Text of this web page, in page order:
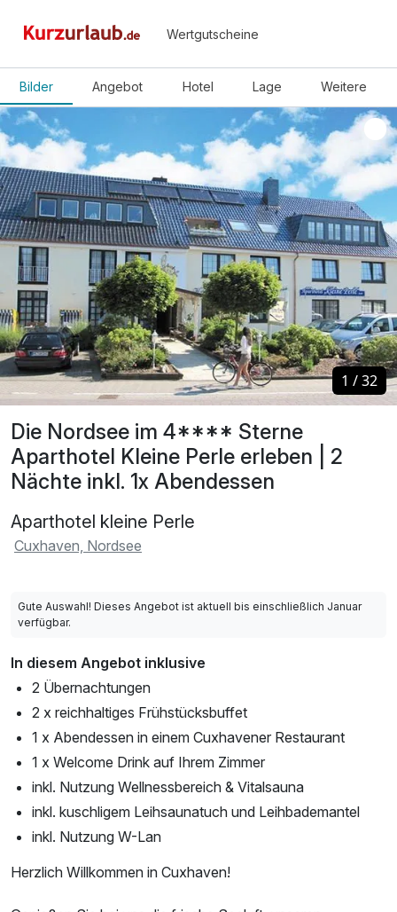
Wertgutscheine
Bilder Angebot Hotel Lage Weitere
Die Nordsee im 4**** Sterne
Aparthotel Kleine Perle erleben | 2
Nächte inkl. 1x Abendessen
Aparthotel kleine Perle
Cuxhaven, Nordsee
1 /32
1 /32
Gute Auswahl! Dieses Angebot ist aktuell bis einschließlich Januar
verfügbar.
In diesem Angebot inklusive
2 Übernachtungen
2 x reichhaltiges Frühstücksbuffet
1 x Abendessen in einem Cuxhavener Restaurant
1 x Welcome Drink auf Ihrem Zimmer
inkl. Nutzung Wellnessbereich & Vitalsauna
inkl. kuschligem Leihsaunatuch und Leihbademantel
inkl. Nutzung W-Lan
Herzlich Willkommen in Cuxhaven!